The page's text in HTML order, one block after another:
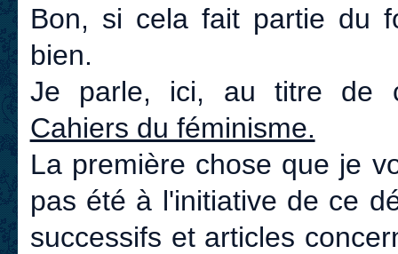
Bon, si cela fait partie du
bien.
Je parle, ici, au titre de
Cahiers du féminisme.
La première chose que je
pas été à l'initiative de ce
successifs et articles